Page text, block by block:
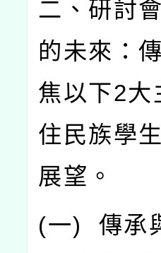
二、研討
的未來：
焦以下2大
住民族學
展望。
(一) 傳承